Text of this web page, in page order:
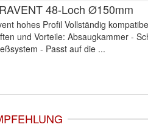
48-Loch Ø150mm
hohes Profil Vollständig
und Vorteile: Absaugkammer -
- Passt auf die ...